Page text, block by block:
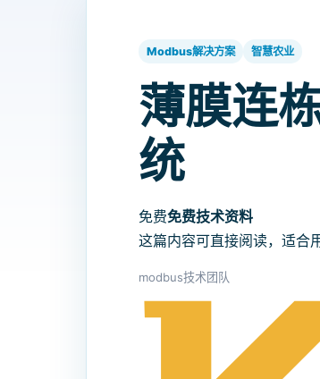
Modbus解决方案 智慧农业
薄膜连
统
免费免费技术资料
这篇内容可直接阅读，适合
modbus技术团队